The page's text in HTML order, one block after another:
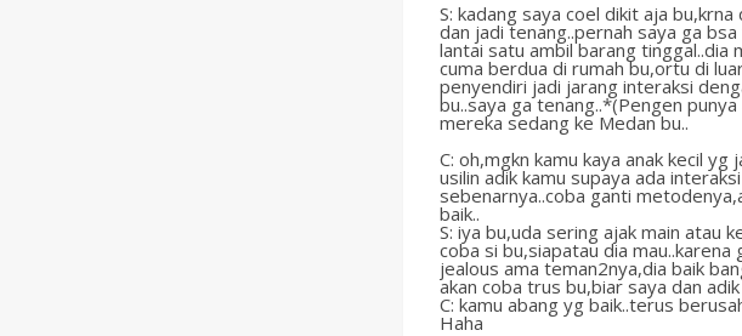
S: kadang saya coel dikit aja
dan jadi tenang..pernah saya ga
lantai satu ambil barang tinggal..dia
cuma berdua di rumah bu,ortu di
penyendiri jadi jarang interaksi
bu..saya ga tenang..*(Pengen
mereka sedang ke Medan bu..
C: oh,mgkn kamu kaya anak kecil
usilin adik kamu supaya ada
sebenarnya..coba ganti
baik..
S: iya bu,uda sering ajak main atau
coba si bu,siapatau dia mau..karena
jealous ama teman2nya,dia baik
akan coba trus bu,biar saya dan
C: kamu abang yg baik..terus
Haha